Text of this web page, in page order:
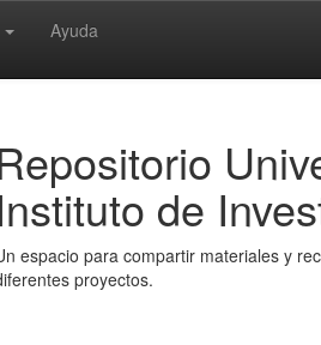
Ayuda
de
espacio para compartir materiales y
proyectos.